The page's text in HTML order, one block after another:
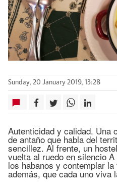
Sunday, 20 January 2019, 13:28
Autenticidad y calidad. Una
de antaño que habla del
sencillez. Al frente, un
vuelta al ruedo en silencio
los habanos y contemplar
además, que cada uno